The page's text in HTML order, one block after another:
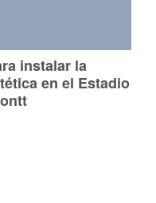
instalar la
en el Estadio